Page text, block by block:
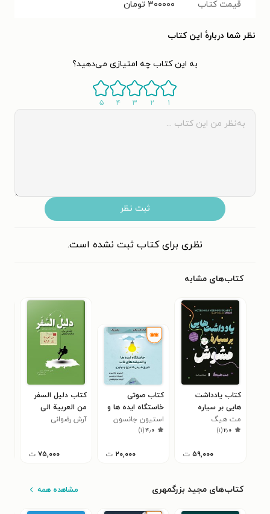
قیمت کتاب ۳۰۰۰۰۰ تومان
نظر شما دربارهٔ این کتاب
به این کتاب چه امتیازی می‌دهید؟
۱ ۲ ۳ ۴ ۵
ثبت نظر
نظری برای کتاب ثبت نشده است.
کتاب‌های مشابه
کتاب یادداشت
هایی بر سیاره
مشوش
مت هیگ
۲٫۰(۱)
۵۹,۰۰۰ ت
کتاب صوتی
خاستگاه ایده ها و
اندیشه های ناب
(میکروبوک)
استیون جانسون
۴٫۰(۱)
۲۰,۰۰۰ ت
کتاب دلیل السفر
من العربیة الی
الترکیة
آرش رضوانی
۷۵,۰۰۰ ت
کتاب‌های مجید بزرگمهری مشاهده همه